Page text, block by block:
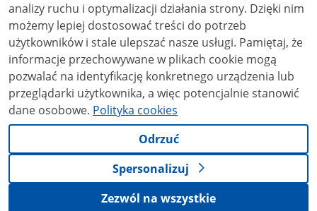
analizy ruchu i optymalizacji działania strony. Dzięki nim
możemy lepiej dostosować treści do potrzeb
użytkowników i stale ulepszać nasze usługi. Pamiętaj, że
informacje przechowywane w plikach cookie mogą
pozwalać na identyfikację konkretnego urządzenia lub
przeglądarki użytkownika, a więc potencjalnie stanowić
dane osobowe. Polityka cookies
Odrzuć
Spersonalizuj
Zezwól na wszystkie